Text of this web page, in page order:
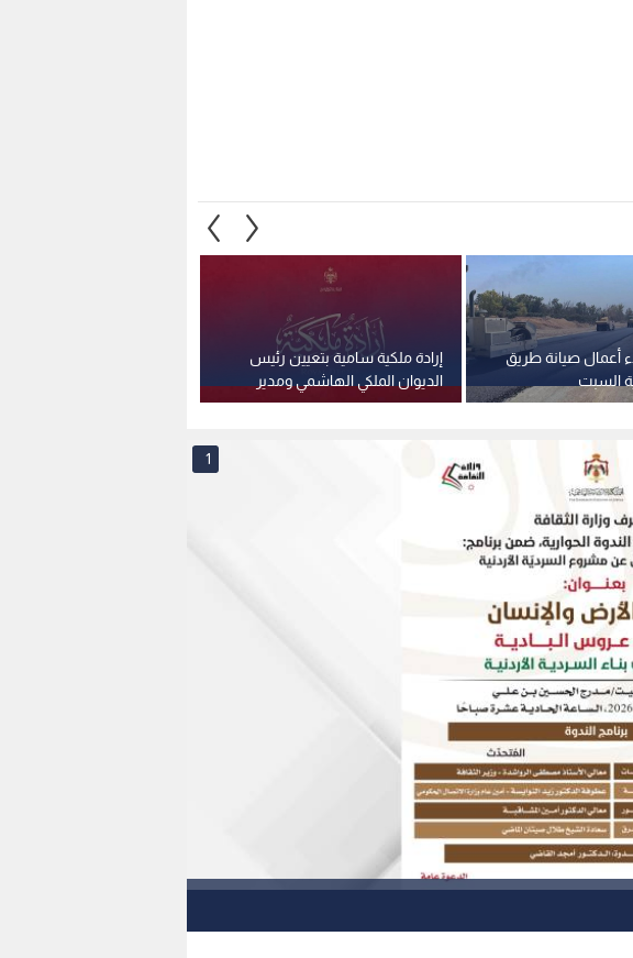
إرادة ملكية سامية بتعيين رئيس
الديوان الملكي الهاشمي ومدير
مكتب جلالة الملك عضوين في
أعمال صيانة طريق
السبت
1